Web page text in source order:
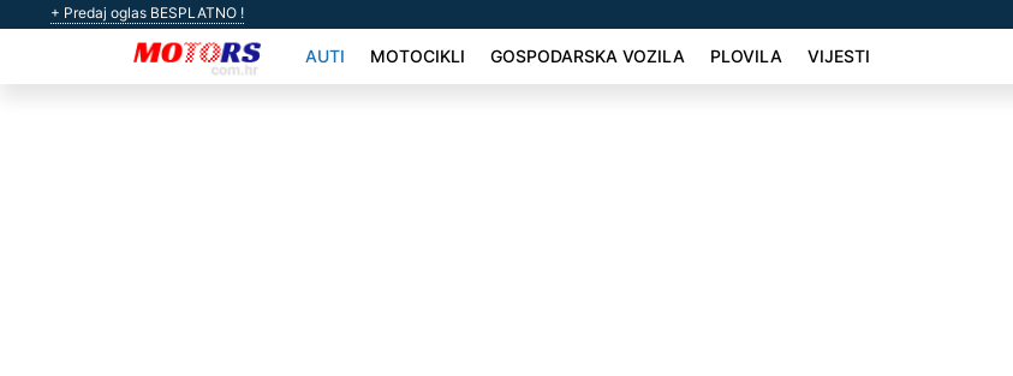
+ Predaj oglas BESPLATNO !
AUTI MOTOCIKLI GOSPODARSKA VOZILA PLOVILA VIJESTI